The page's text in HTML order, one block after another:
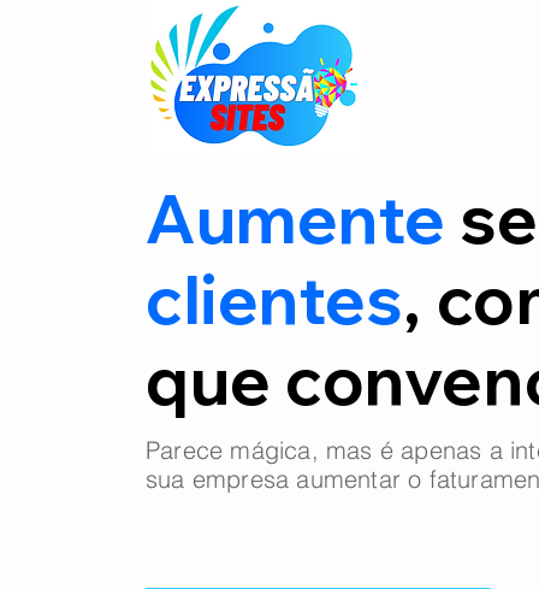
Aumente
clientes,
que
Parece mágica, mas é apenas a
sua empresa aumentar o